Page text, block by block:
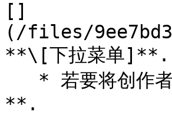
[]
(/files/
**\[下拉菜单]**.
**.